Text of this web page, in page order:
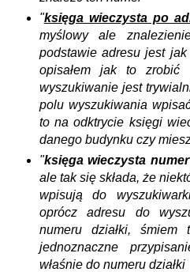
"księga wieczysta po
myślowy ale
podstawie adresu jest
opisałem jak to zrobić
wyszukiwanie jest
polu wyszukiwania
to na odktrycie księgi
danego budynku czy
"księga wieczysta numer
ale tak się składa, że
wpisują do
oprócz adresu do
numeru działki, śmiem
jednoznaczne
właśnie do numeru działki